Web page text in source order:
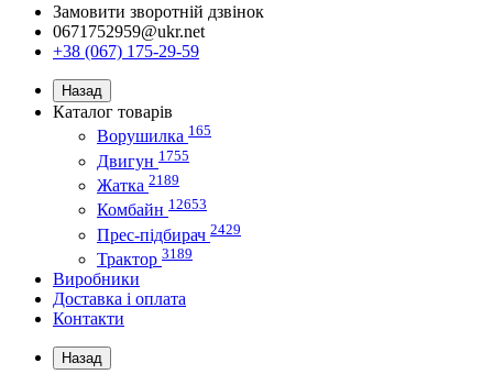
Замовити зворотній дзвінок
0671752959@ukr.net
+38 (067) 175-29-59
Назад
Каталог товарів
Ворушилка 165
Двигун 1755
Жатка 2189
Комбайн 12653
Прес-підбирач 2429
Трактор 3189
Виробники
Доставка і оплата
Контакти
Назад